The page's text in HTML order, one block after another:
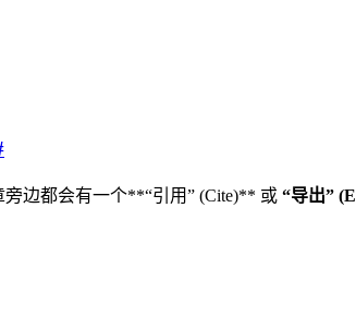
边都会有一个**“引用” (Cite)** 或 “导出”